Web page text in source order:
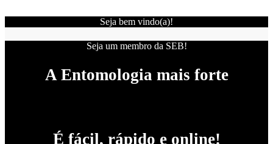
Seja bem vindo(a)!
Seja um membro da SEB!
A Entomologia mais forte
É fácil, rápido e online!